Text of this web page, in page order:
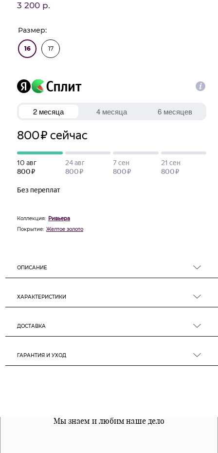
3 200 р.
Размер:
16 17
Коллекция: Ривьера
Покрытие: Желтое золото
ОПИСАНИЕ
ХАРАКТЕРИСТИКИ
ДОСТАВКА
ГАРАНТИЯ И УХОД
Мы знаем и любим наше дело
Все наши материалы гипоалергенны
Примерка перед покупкой